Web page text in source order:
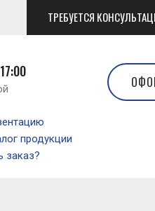
ТРЕБУЕТСЯ
продукции
заказ?